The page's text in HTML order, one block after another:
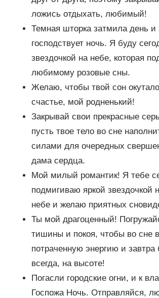
ложись отдыхать, любимый!
Темная шторка затмила день и
господствует ночь. Я буду
звездочкой на небе, которая
любимому розовые сны.
Желаю, чтобы твой сон
счастье, мой родненький!
Закрывай свои прекрасные
пусть твое тело во сне
силами для очередных
дама сердца.
Мой милый романтик! Я тебе
подмигиваю яркой звездочкой
небе и желаю приятных
Ты мой драгоценный!
тишины и покоя, чтобы во сне
потраченную энергию и завтра
всегда, на высоте!
Погасли городские огни, и к
Госпожа Ночь. Отправляйся,